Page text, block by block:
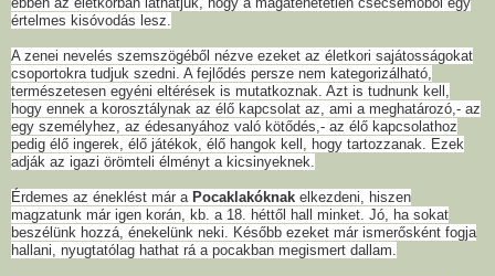
értelmes kisóvodás lesz.
A zenei nevelés szemszögéből nézve ezeket az életkori sajátosságokat
csoportokra tudjuk szedni. A fejlődés persze nem kategorizálható,
természetesen egyéni eltérések is mutatkoznak. Azt is tudnunk kell,
hogy ennek a korosztálynak az élő kapcsolat az, ami a meghatározó,- az
egy személyhez, az édesanyához való kötődés,- az élő kapcsolathoz
pedig élő ingerek, élő játékok, élő hangok kell, hogy tartozzanak. Ezek
adják az igazi örömteli élményt a kicsinyeknek.
Érdemes az éneklést már a Pocaklakóknak elkezdeni, hiszen
magzatunk már igen korán, kb. a 18. héttől hall minket. Jó, ha sokat
beszélünk hozzá, énekelünk neki. Később ezeket már ismerősként fogja
hallani, nyugtatólag hathat rá a pocakban megismert dallam.